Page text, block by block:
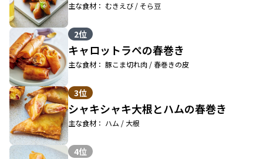
主な食材： むきえび / そら豆
2位
キャロットラペの春巻き
主な食材： 豚こま切れ肉 / 春巻きの皮
3位
シャキシャキ大根とハムの春巻き
主な食材： ハム / 大根
4位